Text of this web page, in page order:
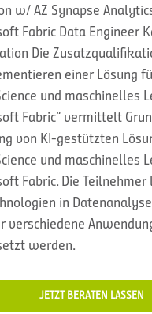
w/ AZ Synapse
Fabric Data Engineer
Die
einer Lösung
und maschinelles
Fabric“ vermittelt
von KI-gestützten
und maschinelles
Fabric. Die
in
verschiedene
werden.
JETZT BERATEN LASSEN